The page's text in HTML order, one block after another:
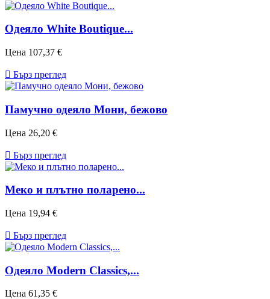
Одеяло White Boutique...
Цена 107,37 €
 Бърз преглед
Памучно одеяло Мони, бежово
Цена 26,20 €
 Бърз преглед
Меко и плътно поларено...
Цена 19,94 €
 Бърз преглед
Одеяло Modern Classics,...
Цена 61,35 €